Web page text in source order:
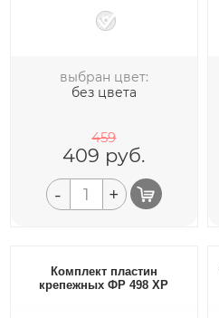
выбран цвет:
без цвета
459
409 руб.
- +
Комплект пластин
крепежных ФР 498 ХР